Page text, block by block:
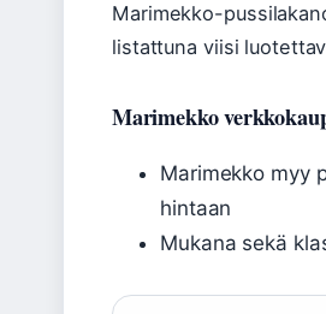
Marimekko-
listattuna viisi
Marimekko
Marimekko myy
hintaan
Mukana sekä